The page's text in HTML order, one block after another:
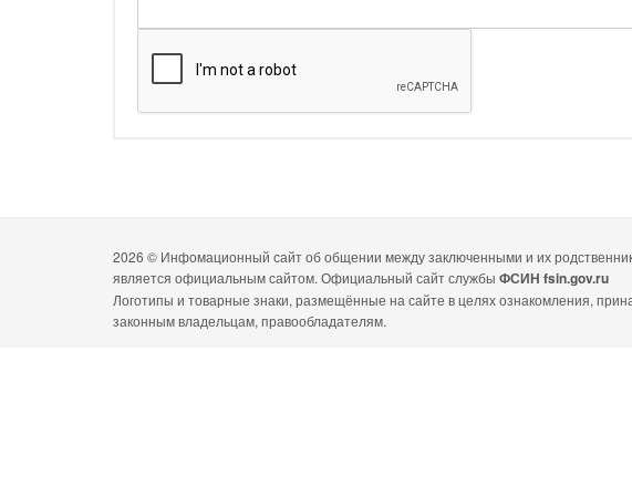
2026 © Инфомационный сайт об общении между заключенными и их
является официальным сайтом. Официальный сайт службы ФСИН fsin.gov.ru
Логотипы и товарные знаки, размещённые на сайте в целях ознакомления,
законным владельцам, правообладателям.